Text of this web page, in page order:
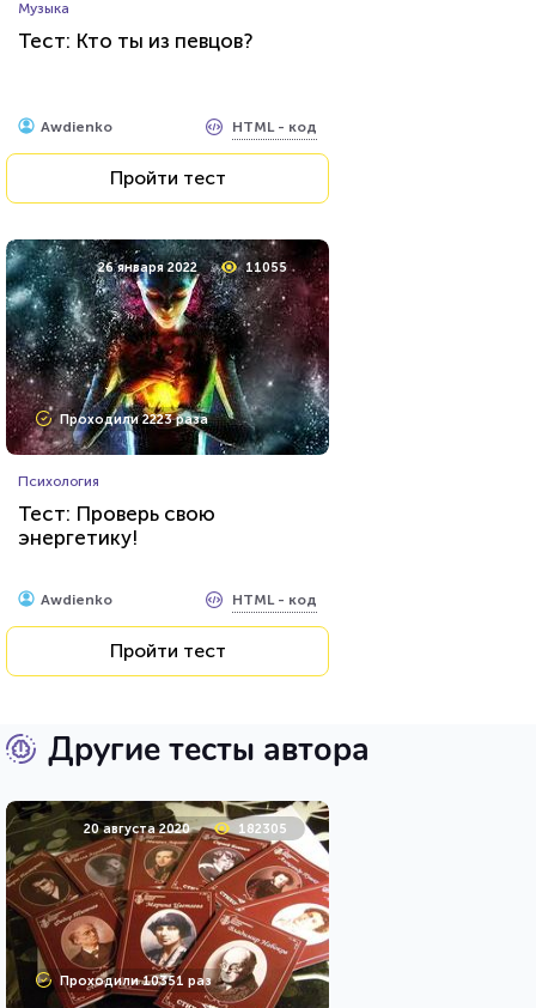
Музыка
Тест: Кто ты из певцов?
Awdienko HTML - код
Пройти тест
26 января 2022 11055
Проходили 2223 раза
Психология
Тест: Проверь свою
энергетику!
Awdienko HTML - код
Пройти тест
Другие тесты автора
20 августа 2020 182305
Проходили 10351 раз